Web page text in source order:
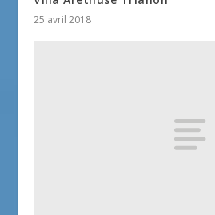
25 avril 2018